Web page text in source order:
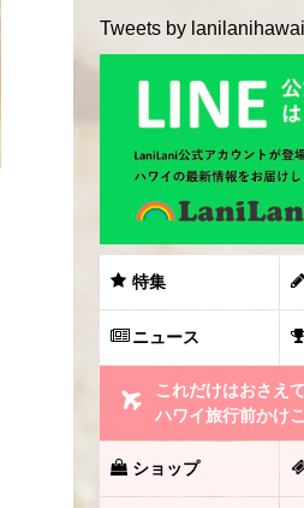
Tweets by
特集
ニュース
これだけはおさえ
ハワイ旅行前かけ
ショップ